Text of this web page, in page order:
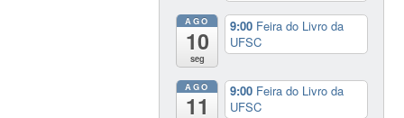
AGO
10
seg
9:00 Feira do Livro da
UFSC
AGO
11
9:00 Feira do Livro da
UFSC